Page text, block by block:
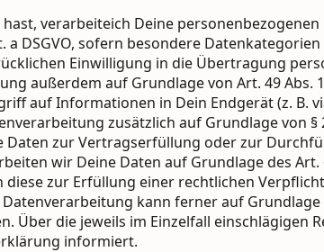
verarbeiteich Deine
a DSGVO, sofern besondere Datenkategorien
Einwilligung in die Übertragung
außerdem auf Grundlage von Art. 49 Abs. 1
auf Informationen in Dein Endgerät (z. B.
zusätzlich auf Grundlage von §
Daten zur Vertragserfüllung oder zur
wir Deine Daten auf Grundlage des Art.
diese zur Erfüllung einer rechtlichen
Datenverarbeitung kann ferner auf
Über die jeweils im Einzelfall einschlägigen
informiert.